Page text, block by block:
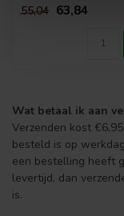
55,04 63,84
Wat betaal ik aan
Verzenden kost
besteld is op
een bestelling heeft
levertijd, dan
is.